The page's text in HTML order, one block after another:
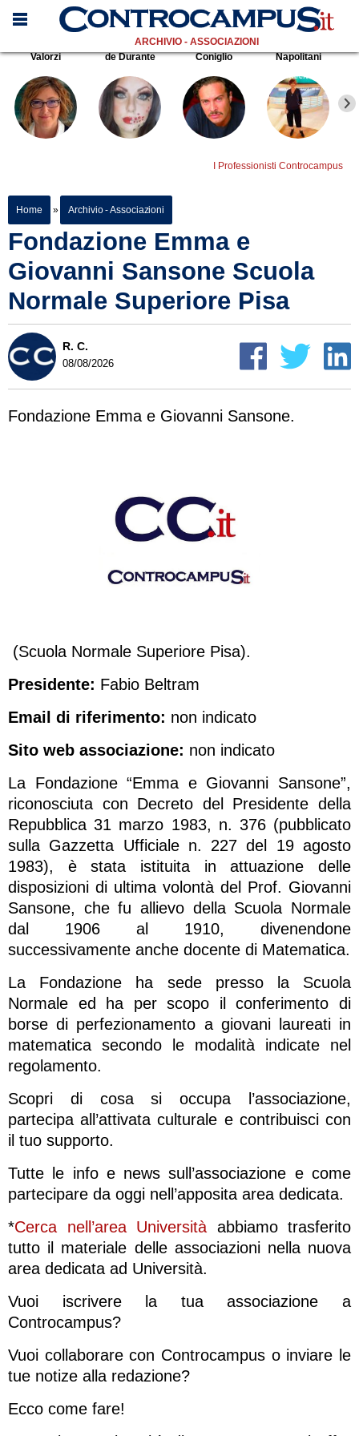
ARCHIVIO - ASSOCIAZIONI
Valorzi
de Durante Coniglio Napolitani
I Professionisti Controcampus
Home » Archivio - Associazioni
Fondazione Emma e
Giovanni Sansone Scuola
Normale Superiore Pisa
R. C.
08/08/2026
Fondazione Emma e Giovanni Sansone.
(Scuola Normale Superiore Pisa).
Presidente: Fabio Beltram
Email di riferimento: non indicato
Sito web associazione: non indicato
La Fondazione “Emma e Giovanni Sansone”,
riconosciuta con Decreto del Presidente della
Repubblica 31 marzo 1983, n. 376 (pubblicato
sulla Gazzetta Ufficiale n. 227 del 19 agosto
1983), è stata istituita in attuazione delle
disposizioni di ultima volontà del Prof. Giovanni
Sansone, che fu allievo della Scuola Normale
dal 1906 al 1910, divenendone
successivamente anche docente di Matematica.
La Fondazione ha sede presso la Scuola
Normale ed ha per scopo il conferimento di
borse di perfezionamento a giovani laureati in
matematica secondo le modalità indicate nel
regolamento.
Scopri di cosa si occupa l’associazione,
partecipa all’attivata culturale e contribuisci con
il tuo supporto.
Tutte le info e news sull’associazione e come
partecipare da oggi nell’apposita area dedicata.
*Cerca nell’area Università abbiamo trasferito
tutto il materiale delle associazioni nella nuova
area dedicata ad Università.
Vuoi iscrivere la tua associazione a
Controcampus?
Vuoi collaborare con Controcampus o inviare le
tue notize alla redazione?
Ecco come fare!